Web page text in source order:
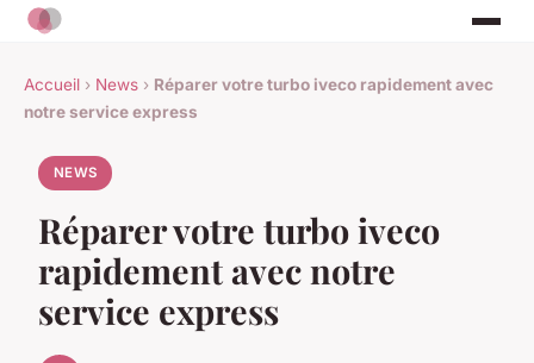
Accueil › News › Réparer votre turbo iveco rapidement avec
notre service express
NEWS
Réparer votre turbo iveco
rapidement avec notre
service express